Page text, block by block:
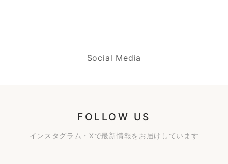
Social Media
FOLLOW US
インスタグラム・Xで最新情報をお届けしています